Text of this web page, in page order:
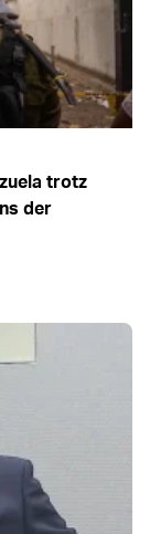
trotz
der